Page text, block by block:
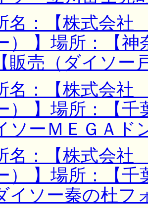
名：【株式会
） 】場所：【神
販売（ダイソー
名：【株式会
） 】場所：【千
ソーＭＥＧＡ
名：【株式会
） 】場所：【千
イソー秦の杜フ